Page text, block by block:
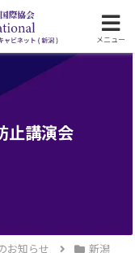
止講演会
お知らせ
新潟
メニュー